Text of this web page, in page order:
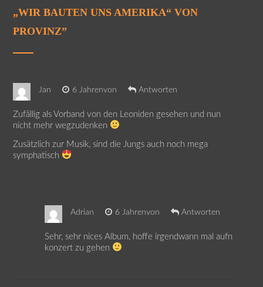
„WIR BAUTEN UNS AMERIKA“ VON
PROVINZ”
Jan 6 Jahrenvon Antworten
Zufällig als Vorband von den Leoniden gesehen und nun
nicht mehr wegzudenken
Zusätzlich zur Musik, sind die Jungs auch noch mega
symphatisch
Adrian 6 Jahrenvon Antworten
Sehr, sehr nices Album, hoffe irgendwann mal aufn
konzert zu gehen